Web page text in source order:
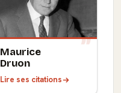
Maurice
Druon
Lire ses citations